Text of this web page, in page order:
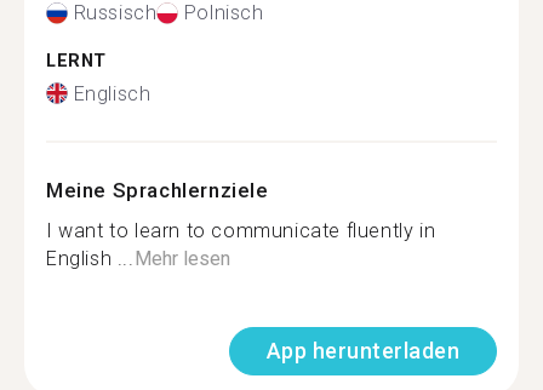
Russisch Polnisch
LERNT
Englisch
Meine Sprachlernziele
I want to learn to communicate fluently in
English ... Mehr lesen
App herunterladen